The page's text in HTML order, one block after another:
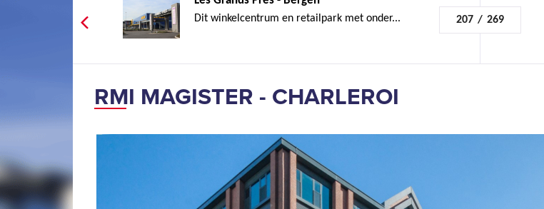
Dit winkelcentrum en retailpark met onder... 207 / 269
RMI MAGISTER - CHARLEROI